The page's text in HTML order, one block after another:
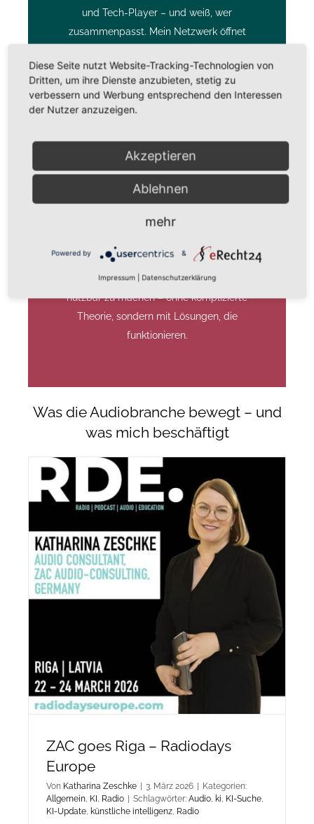
und Tech-Player – und weiß, wer
zusammenpasst. Mein Netzwerk öffnet
an einen Tisch, damit Projekte schneller
ins Laufen kommen.
Ich entwickle Audio weiter
Ich denke Audio immer nach vorn: neue
Erlösmodelle. Ich erkenne Potenziale früh
und helfe Ihnen, sie im Tagesgeschäft
nutzbar zu machen – ohne komplizierte
Theorie, sondern mit Lösungen, die
funktionieren.
Was die Audiobranche bewegt – und
was mich beschäftigt
ZAC goes Riga – Radiodays
Europe
Von Katharina Zeschke | 3. März 2026 | Kategorien:
Allgemein, KI Radio | Schlagwörter: Audio, ki KI-Suche,
KI-Update, künstliche intelligenz, Radio
Diese Seite nutzt Website-Tracking-Technologien von
Dritten, um ihre Dienste anzubieten, stetig zu
verbessern und Werbung entsprechend den Interessen
der Nutzer anzuzeigen.
Akzeptieren
Ablehnen
mehr
Powered by &
Impressum Datenschutzerklärung